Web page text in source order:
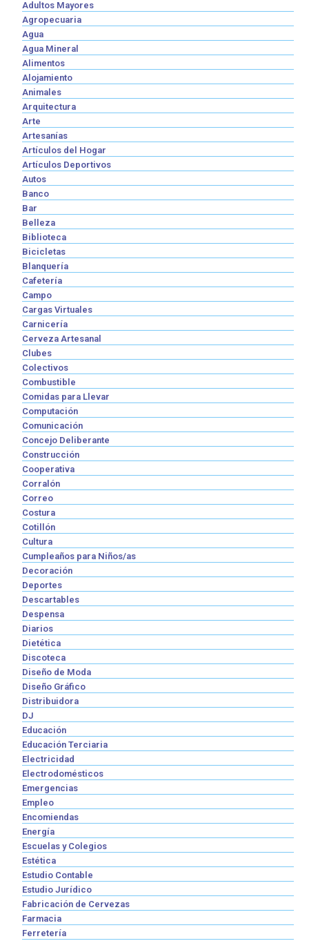
Adultos Mayores
Agropecuaria
Agua
Agua Mineral
Alimentos
Alojamiento
Animales
Arquitectura
Arte
Artesanías
Artículos del Hogar
Artículos Deportivos
Autos
Banco
Bar
Belleza
Biblioteca
Bicicletas
Blanquería
Cafetería
Campo
Cargas Virtuales
Carnicería
Cerveza Artesanal
Clubes
Colectivos
Combustible
Comidas para Llevar
Computación
Comunicación
Concejo Deliberante
Construcción
Cooperativa
Corralón
Correo
Costura
Cotillón
Cultura
Cumpleaños para Niños/as
Decoración
Deportes
Descartables
Despensa
Diarios
Dietética
Discoteca
Diseño de Moda
Diseño Gráfico
Distribuidora
DJ
Educación
Educación Terciaria
Electricidad
Electrodomésticos
Emergencias
Empleo
Encomiendas
Energía
Escuelas y Colegios
Estética
Estudio Contable
Estudio Jurídico
Fabricación de Cervezas
Farmacia
Ferretería